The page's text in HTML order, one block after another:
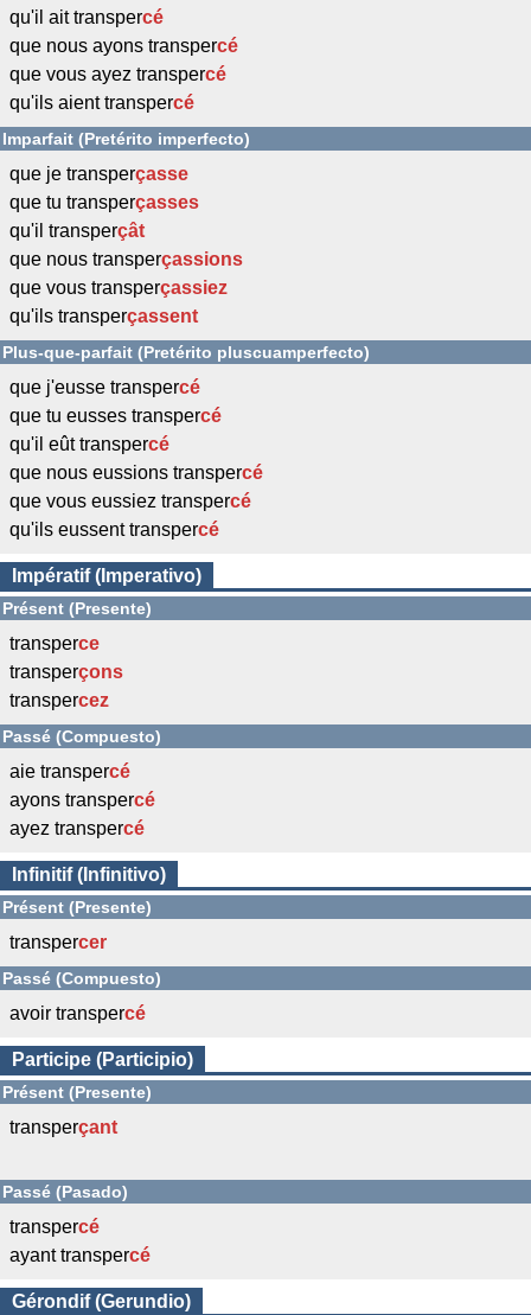
qu'il ait transpercé
que nous ayons transpercé
que vous ayez transpercé
qu'ils aient transpercé
Imparfait (Pretérito imperfecto)
que je transperçasse
que tu transperçasses
qu'il transperçât
que nous transperçassions
que vous transperçassiez
qu'ils transperçassent
Plus-que-parfait (Pretérito pluscuamperfecto)
que j'eusse transpercé
que tu eusses transpercé
qu'il eût transpercé
que nous eussions transpercé
que vous eussiez transpercé
qu'ils eussent transpercé
Impératif (Imperativo)
Présent (Presente)
transperce
transperçons
transpercez
Passé (Compuesto)
aie transpercé
ayons transpercé
ayez transpercé
Infinitif (Infinitivo)
Présent (Presente)
transpercer
Passé (Compuesto)
avoir transpercé
Participe (Participio)
Présent (Presente)
transperçant
Passé (Pasado)
transpercé
ayant transpercé
Gérondif (Gerundio)